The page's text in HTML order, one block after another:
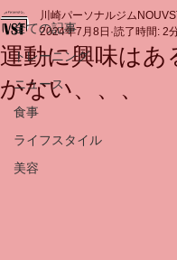
スタッフ よくある
お問い合わ
全ての記事
トレーニング
ニュース
食事
ライフスタイル
美容
運動に興味はあ
かない、、、
川崎パーソナルジム
2024年7月8日 読了時間: 2